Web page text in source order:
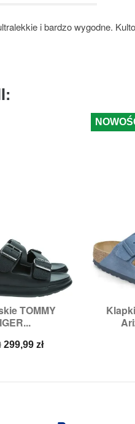
i bardzo wygodne.
TOMMY
Cena
299,99 zł
podgląd
41
